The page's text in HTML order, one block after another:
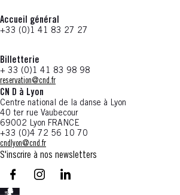
Accueil général
+33 (0)1 41 83 27 27
Billetterie
+ 33 (0)1 41 83 98 98
reservation@cnd.fr
CN D à Lyon
Centre national de la danse à Lyon
40 ter rue Vaubecour
69002 Lyon FRANCE
+33 (0)4 72 56 10 70
cndlyon@cnd.fr
S'inscrire à nos newsletters
facebook - CN D - Nouvelle fenêtre
instagram - CN D - Nouvelle fenêtre
LinkedIn - CN D - Nouvelle fenêtre